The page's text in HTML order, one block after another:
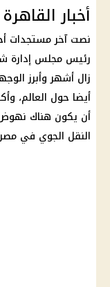
أخبار القاهرة
نصت آخر مستجدات
رئيس مجلس إدارة
زال أشهر وأبرز
أيضا حول العالم،
أن يكون هناك
النقل الجوي في